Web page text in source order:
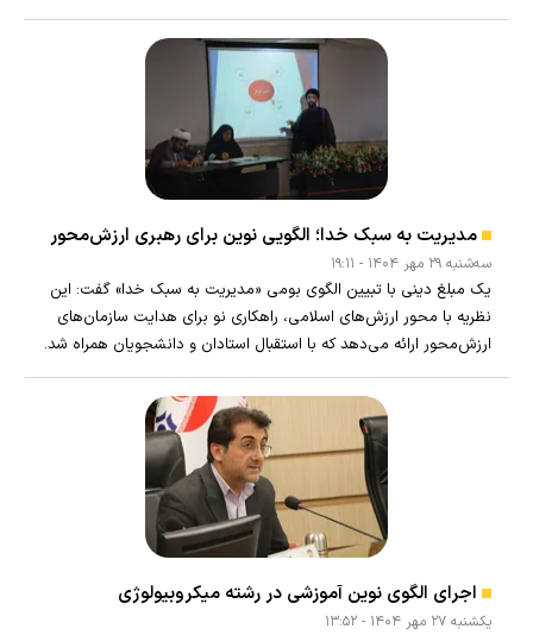
مدیریت به سبک خدا؛ الگویی نوین برای رهبری ارزش‌محور
سه‌شنبه ۲۹ مهر ۱۴۰۴ - ۱۹:۱۱
یک مبلغ دینی با تبیین الگوی بومی «مدیریت به سبک خدا» گفت: این
نظریه با محور ارزش‌های اسلامی، راهکاری نو برای هدایت سازمان‌های
ارزش‌محور ارائه می‌دهد که با استقبال استادان و دانشجویان همراه شد.
اجرای الگوی نوین آموزشی در رشته میکروبیولوژی
يکشنبه ۲۷ مهر ۱۴۰۴ - ۱۳:۵۲